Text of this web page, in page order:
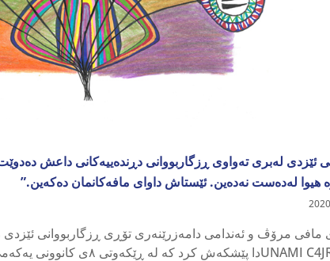
ئێزدی لەبری تەواوی ڕزگاربووانی دڕندەییەکانی داعش
هیوا لەدەست نەدەین. ئێستاش داوای مافەکانمان دەکەین.”
مافی مرۆڤ و ئەندامی دامەزرێنەری تۆڕی ڕزگاربووانی